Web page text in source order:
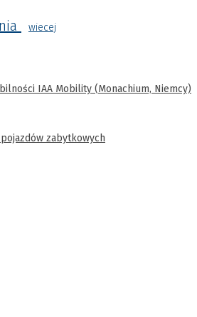
wiecej
IAA Mobility (Monachium, Niemcy)
zabytkowych